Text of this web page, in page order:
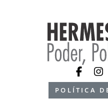
POLÍTICA